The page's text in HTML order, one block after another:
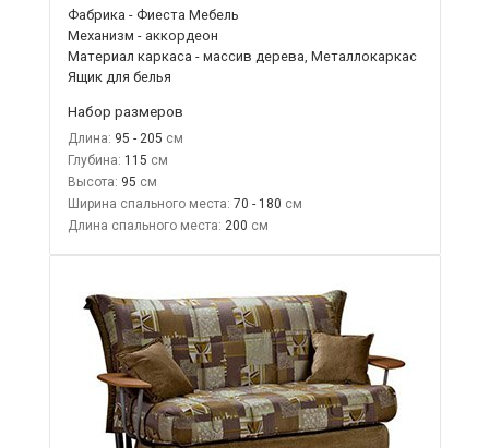
Фабрика - Фиеста Мебель
Механизм - аккордеон
Материал каркаса - массив дерева, Металлокаркас
Ящик для белья
Набор размеров
Длина: 95 - 205
Глубина: 115
Высота: 95
Ширина спального места: 70 - 180
Длина спального места: 200